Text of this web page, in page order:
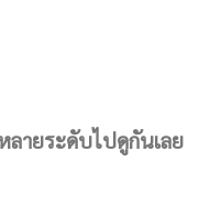
ายระดับไปดูกันเลย